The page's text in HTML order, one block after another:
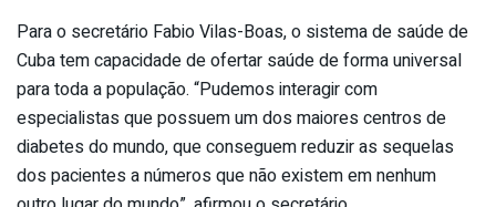
Para o secretário Fabio Vilas-Boas, o sistema de saúde de
Cuba tem capacidade de ofertar saúde de forma universal
para toda a população. “Pudemos interagir com
especialistas que possuem um dos maiores centros de
diabetes do mundo, que conseguem reduzir as sequelas
dos pacientes a números que não existem em nenhum